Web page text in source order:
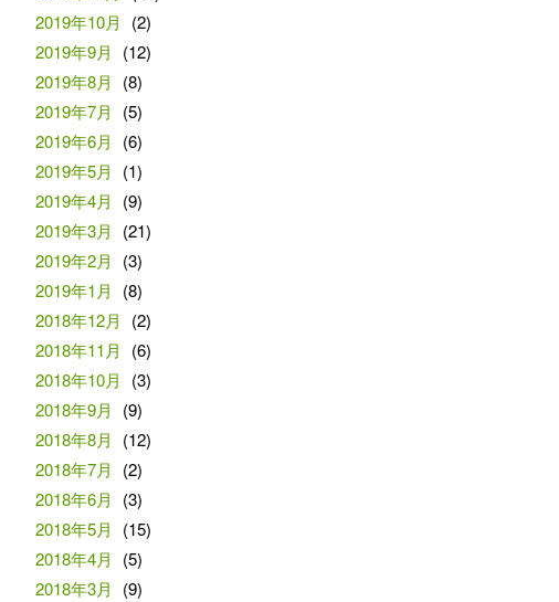
2019年10月
(2)
2019年9月
(12)
2019年8月
(8)
2019年7月
(5)
2019年6月
(6)
2019年5月
(1)
2019年4月
(9)
2019年3月
(21)
2019年2月
(3)
2019年1月
(8)
2018年12月
(2)
2018年11月
(6)
2018年10月
(3)
2018年9月
(9)
2018年8月
(12)
2018年7月
(2)
2018年6月
(3)
2018年5月
(15)
2018年4月
(5)
2018年3月
(9)